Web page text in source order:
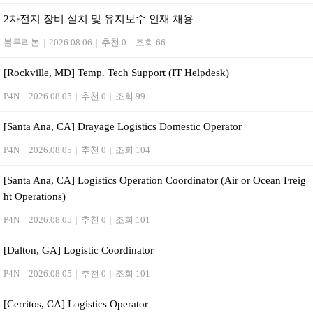
2차전지 장비 설치 및 유지보수 인재 채용
블루리본 | 2026.08.06 | 추천 0 | 조회 66
[Rockville, MD] Temp. Tech Support (IT Helpdesk)
P4N | 2026.08.05 | 추천 0 | 조회 99
[Santa Ana, CA] Drayage Logistics Domestic Operator
P4N | 2026.08.05 | 추천 0 | 조회 104
[Santa Ana, CA] Logistics Operation Coordinator (Air or Ocean Freig
ht Operations)
P4N | 2026.08.05 | 추천 0 | 조회 101
[Dalton, GA] Logistic Coordinator
P4N | 2026.08.05 | 추천 0 | 조회 101
[Cerritos, CA] Logistics Operator